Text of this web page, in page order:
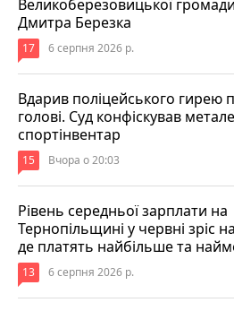
Великоберезовицької громади
Дмитра Березка
17 6 серпня 2026 р.
Вдарив поліцейського гирею
голові. Суд конфіскував
спортінвентар
15 Вчора о 20:03
Рівень середньої зарплати на
Тернопільщині у червні зріс
де платять найбільше та
13 6 серпня 2026 р.